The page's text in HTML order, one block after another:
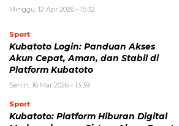
Minggu, 12 Apr 2026 - 15:32
Sport
Kubatoto Login: Panduan Akses
Akun Cepat, Aman, dan Stabil di
Platform Kubatoto
Senin, 16 Mar 2026 - 13:39
Sport
Kubatoto: Platform Hiburan Digital